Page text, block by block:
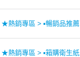
★熱銷專區 > ▪︎暢銷品推薦
★熱銷專區 > ▪︎箱購衛生紙